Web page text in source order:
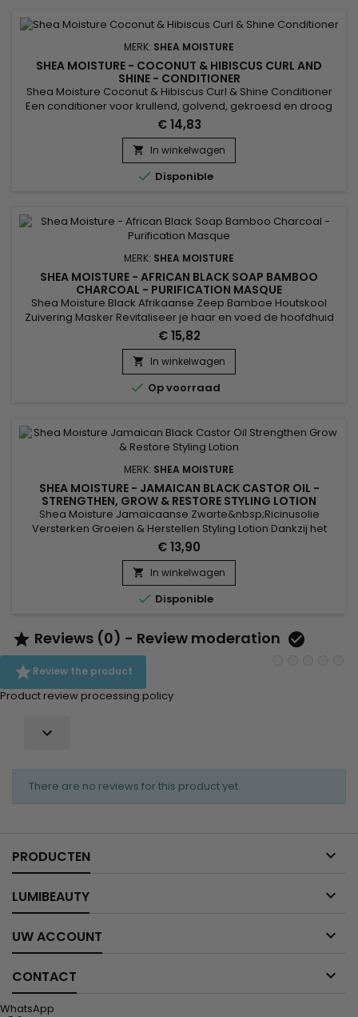
MERK: SHEA MOISTURE
SHEA MOISTURE - COCONUT & HIBISCUS CURL AND
SHINE - CONDITIONER
Shea Moisture Coconut & Hibiscus Curl & Shine Conditioner
Een conditioner voor krullend, golvend, gekroesd en droog
haar. Het product hydrateert het haar grondig en brengt uw
krullen in vorm. Dankzij zijn formule op basis van Kokosolie,
Zijdeproteïnen en Neemolie vermindert de conditioner
kroeshaar. Ontwart in alle zachtheid, revitaliseert en...
€ 14,83
 In winkelwagen
 Disponible
MERK: SHEA MOISTURE
SHEA MOISTURE - AFRICAN BLACK SOAP BAMBOO
CHARCOAL - PURIFICATION MASQUE
Shea Moisture Black Afrikaanse Zeep Bamboe Houtskool
Zuivering Masker Revitaliseer je haar en voed de hoofdhuid
met dit masker voor intensieve verzorging. African Black
Soap, Bamboo Charcoal, Tea Tree Oil en Willow Bark Extract
combineren een krachtige behandeling die het niveau van
hydratatie verhoogt en voedt terwijl het overtollige vocht
wordt...
€ 15,82
 In winkelwagen
 Op voorraad
MERK: SHEA MOISTURE
SHEA MOISTURE - JAMAICAN BLACK CASTOR OIL -
STRENGTHEN, GROW & RESTORE STYLING LOTION
Shea Moisture Jamaicaanse Zwarte&nbsp;Ricinusolie
Versterken Groeien & Herstellen Styling Lotion Dankzij het
exclusieve complex van Jamaicaanse Zwarte Ricinusolie,
Karitéboter, Pepermunt en Keratine, herstelt de haarlotion
het meest beschadigde en verzwakte haar van
binnenuit.&nbsp; De schubben van het haar worden opnieuw
gelast, het hart van de...
€ 13,90
 In winkelwagen
 Disponible
 Reviews (0) - Review moderation 
Review the product
Product review processing policy

There are no reviews for this product yet.
PRODUCTEN 
LUMIBEAUTY 
UW ACCOUNT 
CONTACT 
WhatsApp